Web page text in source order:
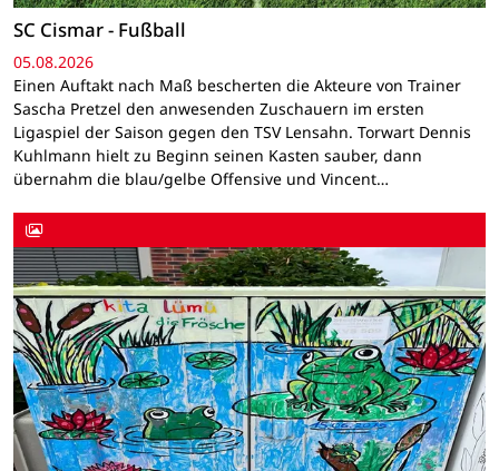
SC Cismar - Fußball
05.08.2026
Einen Auftakt nach Maß bescherten die Akteure von Trainer
Sascha Pretzel den anwesenden Zuschauern im ersten
Ligaspiel der Saison gegen den TSV Lensahn. Torwart Dennis
Kuhlmann hielt zu Beginn seinen Kasten sauber, dann
übernahm die blau/gelbe Offensive und Vincent…